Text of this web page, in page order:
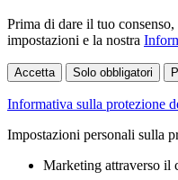
Prima di dare il tuo
impostazioni e la nostra
Accetta Solo obbligatori
Informativa sulla protezione
Impostazioni personali sulla
Marketing attraverso il